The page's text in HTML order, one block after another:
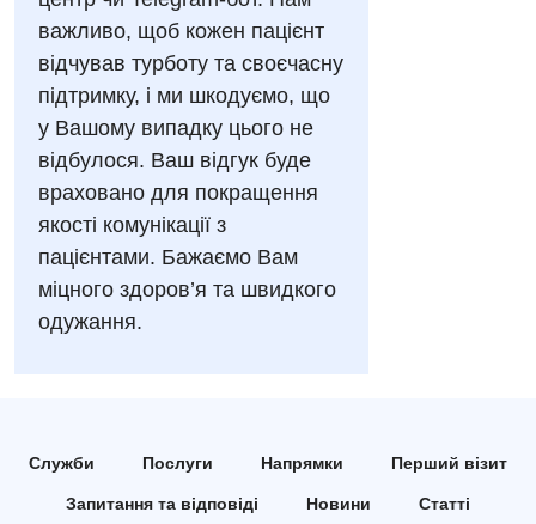
Денний стаціонар
Дерматовенерологія
Дієтологія
Ендокринологія
Кардіологія
Кардіохірургія
Мамологія
Нейрохірургія
Онкологічне відділлення
важливо, щоб кожен пацієнт
відчував турботу та своєчасну
підтримку, і ми шкодуємо, що
у Вашому випадку цього не
відбулося. Ваш відгук буде
враховано для покращення
якості комунікації з
пацієнтами. Бажаємо Вам
міцного здоров’я та швидкого
одужання.
Служби Послуги Напрямки Перший візит
Запитання та відповіді Новини Статті